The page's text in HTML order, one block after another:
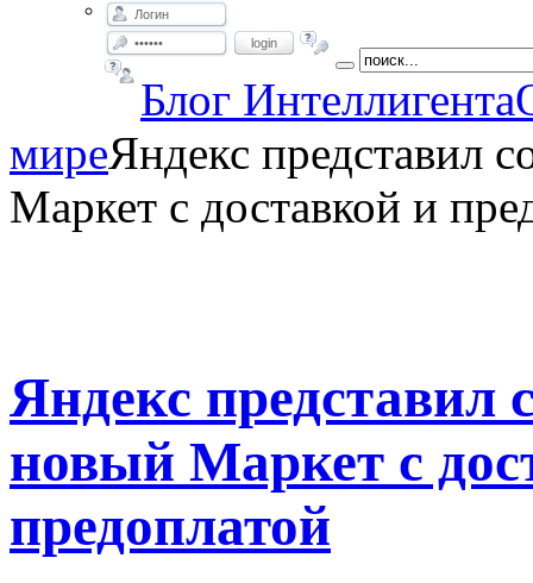
login
Блог Интеллигента
миреЯндекс представил
Маркет с доставкой и
Яндекс представил
новый Маркет с
предоплатой